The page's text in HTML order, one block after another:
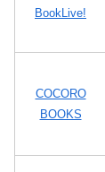
BookLive!
COCORO
BOOKS